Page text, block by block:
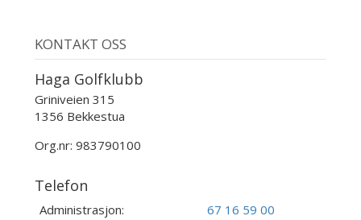
KONTAKT OSS
Haga Golfklubb
Griniveien 315
1356 Bekkestua
Org.nr: 983790100
Telefon
Administrasjon:
67 16 59 00